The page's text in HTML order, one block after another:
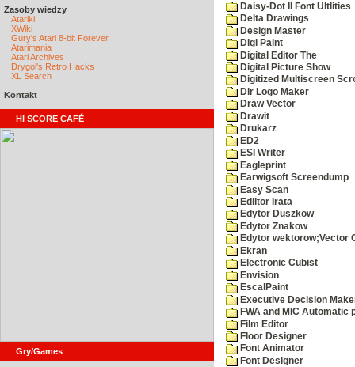
Zasoby wiedzy
Atariki
XWiki
Gury's Atari 8-bit Forever
Atarimania
Atari Archives
Drygol's Retro Hacks
XL Search
Kontakt
HI SCORE CAFÉ
Gry/Games
Daisy-Dot II Font Ultlities
Delta Drawings
Design Master
Digi Paint
Digital Editor The
Digital Picture Show
Digitized Multiscreen
Dir Logo Maker
Draw Vector
Drawit
Drukarz
ED2
ESI Writer
Eagleprint
Earwigsoft Screendump
Easy Scan
Ediitor Irata
Edytor Duszkow
Edytor Znakow
Edytor wektorow;Vector
Ekran
Electronic Cubist
Envision
EscalPaint
Executive Decision
FWA and MIC
Film Editor
Floor Designer
Font Animator
Font Designer